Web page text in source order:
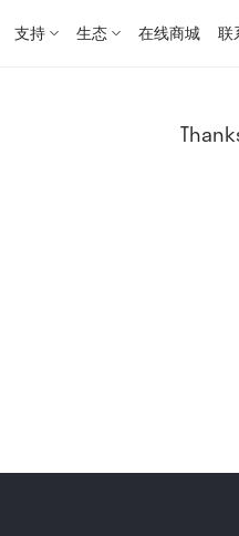
支持 生态 在线商城 联